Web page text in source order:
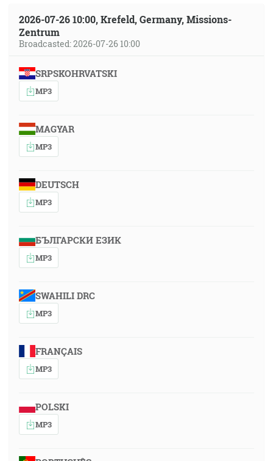
2026-07-26 10:00, Krefeld, Germany, Missions-
Zentrum
Broadcasted: 2026-07-26 10:00
SRPSKOHRVATSKI
MP3
MAGYAR
MP3
DEUTSCH
MP3
БЪЛГАРСКИ ЕЗИК
MP3
SWAHILI DRC
MP3
FRANÇAIS
MP3
POLSKI
MP3